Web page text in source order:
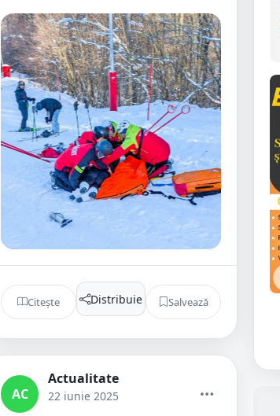
Citește Distribuie Salvează
AC
Actualitate
22 iunie 2025